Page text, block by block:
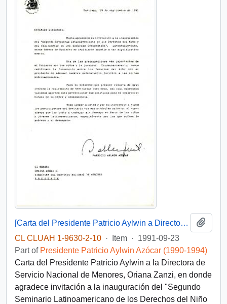
[Carta del Presidente Patricio Aylwin a Directora de Servicio Nacional de Menores]
CL CLUAH 1-9630-2-10 · Item · 1991-09-23
Part of Presidente Patricio Aylwin Azócar (1990-1994)
Carta del Presidente Patricio Aylwin a la Directora de
Servicio Nacional de Menores, Oriana Zanzi, en donde
agradece invitación a la inauguración del "Segundo
Seminario Latinoamericano de los Derechos del Niño